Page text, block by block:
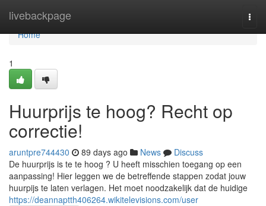
livebackpage
Home
Home
1
Huurprijs te hoog? Recht op
correctie!
aruntpre744430 89 days ago News
Discuss
De huurprijs is te te hoog ? U heeft misschien toegang op een
aanpassing! Hier leggen we de betreffende stappen zodat jouw
huurpijs te laten verlagen. Het moet noodzakelijk dat de huidige
https://deannaptth406264.wikitelevisions.com/user